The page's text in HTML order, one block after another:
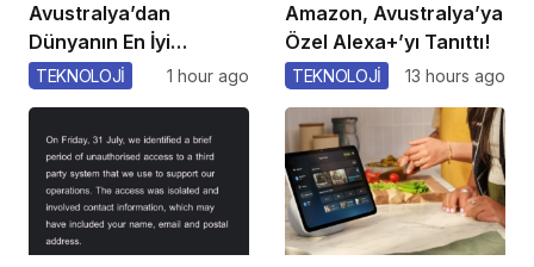
Avustralya’dan
Dünyanın En İyi
Kondomu!
TEKNOLOJİ 1 hour ago
Amazon, Avustralya’ya
Özel Alexa+’yı Tanıttı!
TEKNOLOJİ 13 hours ago